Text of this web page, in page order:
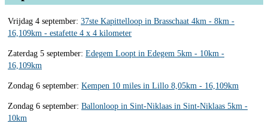
Vrijdag 4 september: 37ste Kapittelloop in Brasschaat 4km - 8km -
16,109km - estafette 4 x 4 kilometer
Zaterdag 5 september: Edegem Loopt in Edegem 5km - 10km -
16,109km
Zondag 6 september: Kempen 10 miles in Lillo 8,05km - 16,109km
Zondag 6 september: Ballonloop in Sint-Niklaas in Sint-Niklaas 5km -
10km